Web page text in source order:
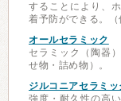
することにより、
着予防ができる。（
オールセラミック
セラミック（陶器
せ物・詰め物）。
ジルコニアセラミッ
強度・耐久性の高